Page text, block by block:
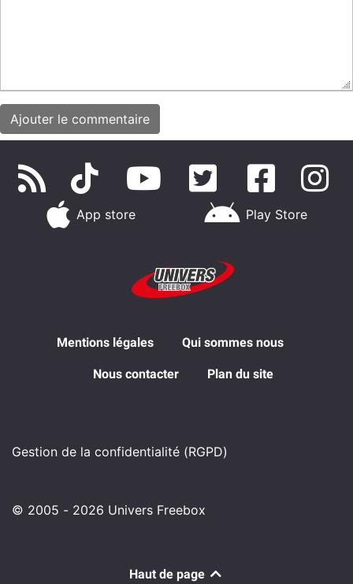
App store Play Store
Mentions légales Qui sommes nous
Nous contacter Plan du site
Gestion de la confidentialité (RGPD)
© 2005 - 2026 Univers Freebox
Haut de page